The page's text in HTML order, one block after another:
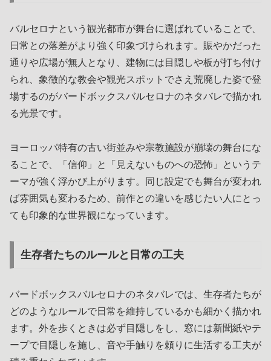
バルセロナという観光都市が舞台に選ばれていることで、
日常との落差がより強く印象づけられます。賑やかだった
通りや広場が無人となり、建物には目隠しや板が打ち付け
られ、象徴的な教会や観光スポットでさえ荒廃した姿で登
場するのがバードボックスバルセロナのネタバレで描かれ
る光景です。
ヨーロッパ特有の古い街並みや宗教施設が崩壊の舞台にな
ることで、「信仰」と「見えないものへの恐怖」というテ
ーマが強く浮かび上がります。同じ設定でも舞台が変われ
ば雰囲気も変わるため、前作との違いを感じたい人にとっ
ても印象的な世界観になっています。
生存者たちのルールと日常の工夫
バードボックスバルセロナのネタバレでは、生存者たちが
どのようなルールで日常を維持しているかも細かく描かれ
ます。外を歩くときは必ず目隠しをし、窓には新聞紙やテ
ープで目隠しを施し、音や手触りを頼りに生活する工夫が